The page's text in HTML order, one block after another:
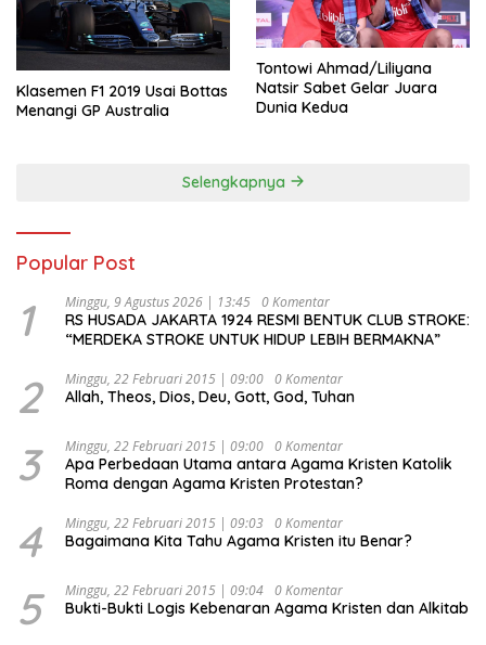
Klasemen F1 2019 Usai Bottas
Menangi GP Australia
Tontowi Ahmad/Liliyana
Natsir Sabet Gelar Juara
Dunia Kedua
Selengkapnya
Popular Post
1 Minggu, 9 Agustus 2026 | 13:45 0 Komentar
RS HUSADA JAKARTA 1924 RESMI BENTUK CLUB STROKE:
“MERDEKA STROKE UNTUK HIDUP LEBIH BERMAKNA”
2 Minggu, 22 Februari 2015 | 09:00 0 Komentar
Allah, Theos, Dios, Deu, Gott, God, Tuhan
3 Minggu, 22 Februari 2015 | 09:00 0 Komentar
Apa Perbedaan Utama antara Agama Kristen Katolik
Roma dengan Agama Kristen Protestan?
4 Minggu, 22 Februari 2015 | 09:03 0 Komentar
Bagaimana Kita Tahu Agama Kristen itu Benar?
5 Minggu, 22 Februari 2015 | 09:04 0 Komentar
Bukti-Bukti Logis Kebenaran Agama Kristen dan Alkitab